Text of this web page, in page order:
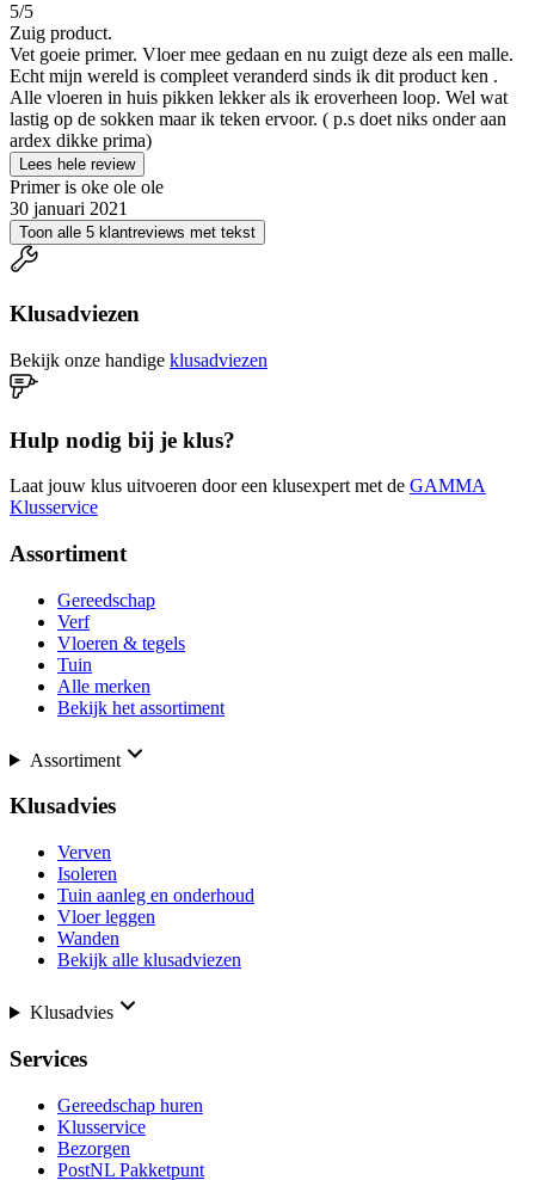
5/5
Zuig product.
Vet goeie primer. Vloer mee gedaan en nu zuigt deze als een malle.
Echt mijn wereld is compleet veranderd sinds ik dit product ken .
Alle vloeren in huis pikken lekker als ik eroverheen loop. Wel wat
lastig op de sokken maar ik teken ervoor. ( p.s doet niks onder aan
ardex dikke prima)
Lees hele review
Primer is oke ole ole
30 januari 2021
Toon alle 5 klantreviews met tekst
Klusadviezen
Bekijk onze handige klusadviezen
Hulp nodig bij je klus?
Laat jouw klus uitvoeren door een klusexpert met de GAMMA
Klusservice
Assortiment
Gereedschap
Verf
Vloeren & tegels
Tuin
Alle merken
Bekijk het assortiment
Assortiment
Klusadvies
Verven
Isoleren
Tuin aanleg en onderhoud
Vloer leggen
Wanden
Bekijk alle klusadviezen
Klusadvies
Services
Gereedschap huren
Klusservice
Bezorgen
PostNL Pakketpunt